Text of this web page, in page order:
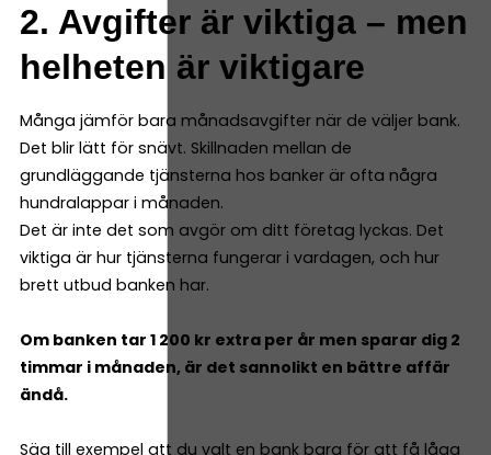
2. Avgifter är viktiga – men
helheten är viktigare
Många jämför bara månadsavgifter när de väljer bank.
Det blir lätt för snävt. Skillnaden mellan de
grundläggande tjänsterna hos banker är ofta några
hundralappar i månaden.
Det är inte det som avgör om ditt företag lyckas. Det
viktiga är hur tjänsterna fungerar i vardagen, och hur
brett utbud banken har.
Om banken tar 1 200 kr extra per år men sparar dig 2
timmar i månaden, är det sannolikt en bättre affär
ändå.
Säg till exempel att du valt en bank bara för att få låga